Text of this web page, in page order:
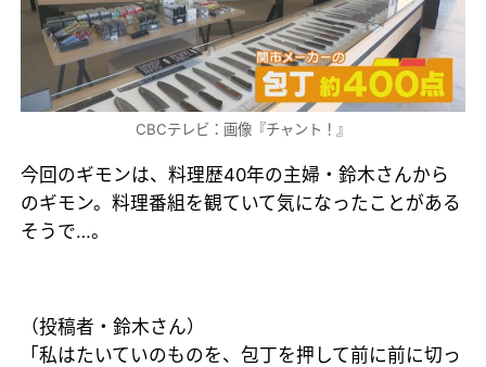
CBCテレビ：画像『チャント！』
今回のギモンは、料理歴40年の主婦・鈴木さんから
のギモン。料理番組を観ていて気になったことがある
そうで…。
（投稿者・鈴木さん）
「私はたいていのものを、包丁を押して前に前に切っ